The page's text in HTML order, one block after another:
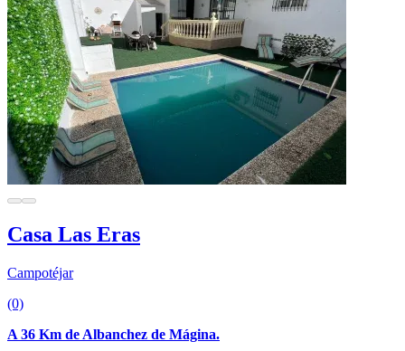
Casa Las Eras
Campotéjar
(0)
A 36 Km de Albanchez de Mágina.